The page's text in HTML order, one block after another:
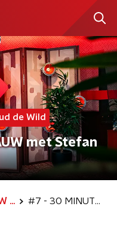
de Wild
met Stefan
... #7 - 30 MINUTEN RAUW met Stefan Stasse (S11)